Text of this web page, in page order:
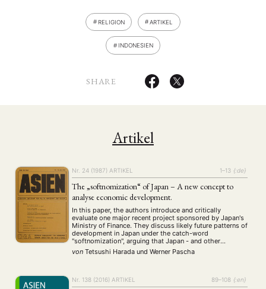
RELIGION ARTIKEL
INDONESIEN
SHARE
Artikel
Nr. 24 (1987) ARTIKEL 1–13 {:de}
The „softnomization“ of Japan – A new concept to
analyse economic development.
In this paper, the authors introduce and critically
evaluate one major recent project sponsored by Japan's
Ministry of Finance. They discuss likely future patterns of
development in Japan under the catch-word
"softnomization", arguing that Japan - and other
advanced countries - are entering an age characterized
by the growing importance of "software" in a wide …
von Tetsushi Harada und Werner Pascha
Nr. 138 (2016) ARTIKEL 89–108 {:en}